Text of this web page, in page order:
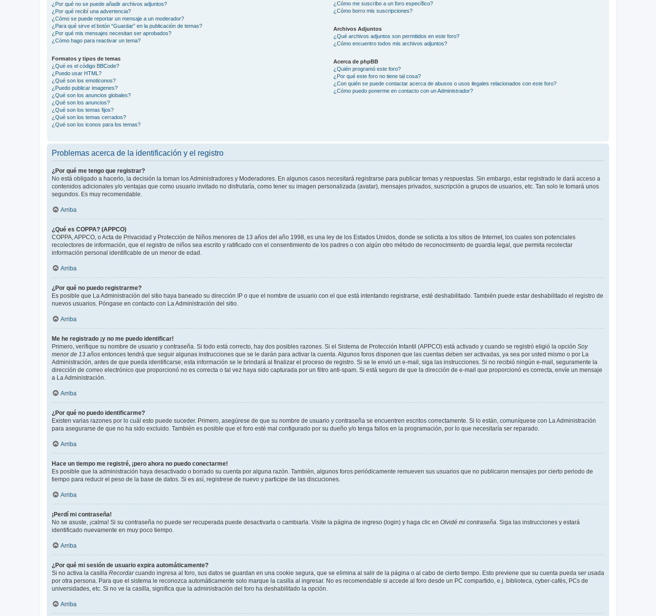
¿Por qué no se puede añadir archivos adjuntos?
¿Por qué recibí una advertencia?
¿Cómo se puede reportar un mensaje a un moderador?
¿Para qué sirve el botón “Guardar” en la publicación de temas?
¿Por qué mis mensajes necesitan ser aprobados?
¿Cómo hago para reactivar un tema?
Formatos y tipos de temas
¿Qué es el código BBCode?
¿Puedo usar HTML?
¿Qué son los emoticonos?
¿Puedo publicar imagenes?
¿Qué son los anuncios globales?
¿Qué son los anuncios?
¿Qué son los temas fijos?
¿Qué son los temas cerrados?
¿Qué son los iconos para los temas?
¿Cómo me suscribo a un foro específico?
¿Cómo borro mis suscripciones?
Archivos Adjuntos
¿Qué archivos adjuntos son permitidos en este foro?
¿Cómo encuentro todos mis archivos adjuntos?
Acerca de phpBB
¿Quién programó este foro?
¿Por qué este foro no tiene tal cosa?
¿Con quién se puede contactar acerca de abusos o usos ilegales relacionados con este foro?
¿Cómo puedo ponerme en contacto con un Administrador?
Problemas acerca de la identificación y el registro
¿Por qué me tengo que registrar?
No está obligado a hacerlo, la decisión la toman los Administradores y Moderadores. En algunos casos necesitará registrarse para publicar temas y respuestas. Sin embargo, estar registrado le dará acceso a
contenidos adicionales y/o ventajas que como usuario invitado no disfrutaría, como tener su imagen personalizada (avatar), mensajes privados, suscripción a grupos de usuarios, etc. Tan solo le tomará unos
segundos. Es muy recomendable.
Arriba
¿Qué es COPPA? (APPCO)
COPPA, APPCO, o Acta de Privacidad y Protección de Niños menores de 13 años del año 1998, es una ley de los Estados Unidos, donde se solicita a los sitios de Internet, los cuales son potenciales
recolectores de información, que el registro de niños sea escrito y ratificado con el consentimiento de los padres o con algún otro método de reconocimiento de guardia legal, que permita recolectar
información personal identificable de un menor de edad.
Arriba
¿Por qué no puedo registrarme?
Es posible que La Administración del sitio haya baneado su dirección IP o que el nombre de usuario con el que está intentando registrarse, esté deshabilitado. También puede estar deshabilitado el registro de
nuevos usuarios. Póngase en contacto con La Administración del sitio.
Arriba
Me he registrado ¡y no me puedo identificar!
Primero, verifique su nombre de usuario y contraseña. Si todo está correcto, hay dos posibles razones. Si el Sistema de Protección Infantil (APPCO) está activado y cuando se registró eligió la opción Soy
menor de 13 años entonces tendrá que seguir algunas instrucciones que se le darán para activar la cuenta. Algunos foros disponen que las cuentas deben ser activadas, ya sea por usted mismo o por La
Administración, antes de que pueda identificarse; esta información se le brindará al finalizar el proceso de registro. Si se le envió un e-mail, siga las instrucciones. Si no recibió ningún e-mail, seguramente la
dirección de correo electrónico que proporcionó no es correcta o tal vez haya sido capturada por un filtro anti-spam. Si está seguro de que la dirección de e-mail que proporcionó es correcta, envíe un mensaje
a La Administración.
Arriba
¿Por qué no puedo identificarme?
Existen varias razones por lo cuál esto puede suceder. Primero, asegúrese de que su nombre de usuario y contraseña se encuentren escritos correctamente. Si lo están, comuníquese con La Administración
para asegurarse de que no ha sido excluido. También es posible que el foro esté mal configurado por su dueño y/o tenga fallos en la programación, por lo que necesitaría ser reparado.
Arriba
Hace un tiempo me registré, ¡pero ahora no puedo conectarme!
Es posible que la administración haya desactivado o borrado su cuenta por alguna razón. También, algunos foros periódicamente remueven sus usuarios que no publicaron mensajes por cierto periodo de
tiempo para reducir el peso de la base de datos. Si es así, registrese de nuevo y participe de las discuciones.
Arriba
¡Perdí mi contraseña!
No se asuste, ¡calma! Si su contraseña no puede ser recuperada puede desactivarla o cambiarla. Visite la página de ingreso (login) y haga clic en Olvidé mi contraseña. Siga las instrucciones y estará
identificado nuevamente en muy poco tiempo.
Arriba
¿Por qué mi sesión de usuario expira automáticamente?
Si no activa la casilla Recordarcuando ingresa al foro, sus datos se guardan en una cookie segura, que se elimina al salir de la página o al cabo de cierto tiempo. Esto previene que su cuenta pueda ser usada
por otra persona. Para que el sistema le reconozca automáticamente solo marque la casilla al ingresar. No es recomendable si accede al foro desde un PC compartido, e.j. biblioteca, cyber-cafés, PCs de
universidades, etc. Si no ve la casilla, significa que la administración del foro ha deshabilitado la opción.
Arriba